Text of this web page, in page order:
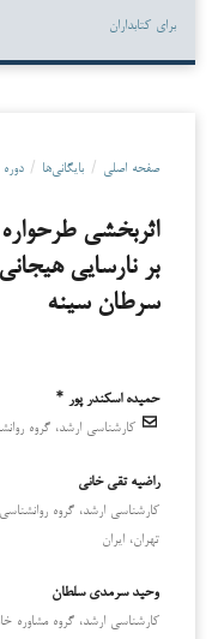
برای کتابداران
صفحه اصلی / بایگانی‌ها / دوره ۲ شماره ۳ (۱۴۰۲): پیاپی ۷
اثربخشی
بر نارسایی
سرطان سینه
حمیده اسکندر پور *
کارشناسی ارشد، گروه
راضیه تقی خانی
کارشناسی ارشد، گروه
تهران، ایران
وحید سرمدی سلطان
کارشناسی ارشد، گروه مشاوره